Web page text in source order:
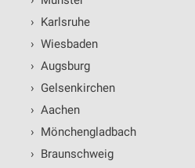
› Karlsruhe
› Wiesbaden
› Augsburg
› Gelsenkirchen
› Aachen
› Mönchengladbach
› Braunschweig